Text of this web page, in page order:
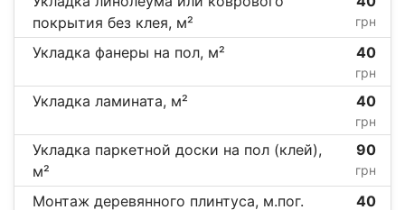
покрытия без клея, м²
грн
Укладка фанеры на пол, м² 40
грн
Укладка ламината, м² 40
грн
Укладка паркетной доски на пол (клей),
м²
90
грн
Монтаж деревянного плинтуса, м.пог. 40